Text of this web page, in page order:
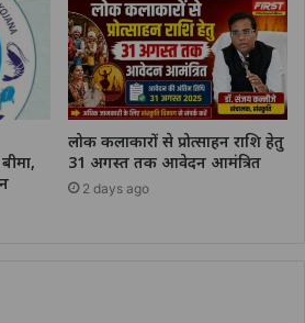
लोक कलाकारों से प्रोत्साहन राशि हेतु
31 अगस्त तक आवेदन आमंत्रित
2 days ago